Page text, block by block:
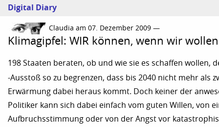
Digital Diary
Claudia am 07. Dezember 2009 —
Klimagipfel: WIR können, wenn wir wollen
198 Staaten beraten, ob und wie sie es schaffen wollen,
-Ausstoß so zu begrenzen, dass bis 2040 nicht mehr als
Erwärmung dabei heraus kommt. Doch keiner der
Politiker kann sich dabei einfach vom guten Willen, von
Aufbruchsstimmung oder von der Angst vor